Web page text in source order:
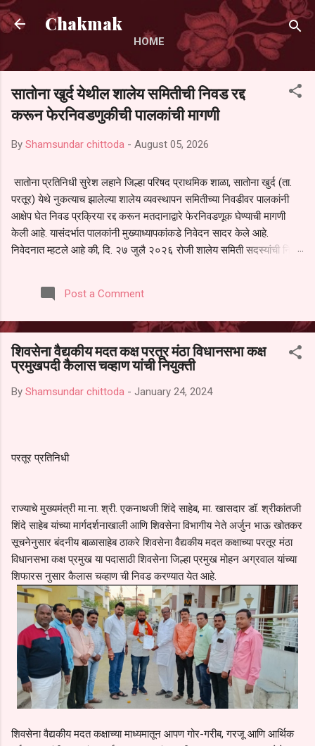
Skip to main content
Chakmak
HOME
सातोना खुर्द येथील शालेय समितीची निवड रद्द
करून फेरनिवडणुकीची पालकांची मागणी
By Shamsundar chittoda - August 05, 2026
सातोना प्रतिनिधी सुरेश लहाने जिल्हा परिषद प्राथमिक शाळा, सातोना खुर्द (ता.
परतूर) येथे नुकत्याच झालेल्या शालेय व्यवस्थापन समितीच्या निवडीवर पालकांनी
आक्षेप घेत निवड प्रक्रिया रद्द करून मतदानाद्वारे फेरनिवडणूक घेण्याची मागणी
केली आहे. यासंदर्भात पालकांनी मुख्याध्यापकांकडे निवेदन सादर केले आहे.
निवेदनात म्हटले आहे की, दि. २७ जुलै २०२६ रोजी शालेय समिती सदस्यांची निवड
पालकांना देण्यात आली नसल्याने मोठ्या संख्येने पालक बैठकीस उपस्थित राहू शकले
नाहीत. तसेच सर्व पालकांना विश्वासात न घेता निवड प्रक्रिया पूर्ण करण्यात
करण्यात यावी आणि सर्व पालकांच्या उपस्थितीत मतदान पद्धतीने शालेय समितीची
फेरनिवडणूक घेण्यात यावी, अशी मागणी पालकांनी केली आहे. या निवेदनाच्या प्रती
जिल्हा शिक्षण अधिकारी (प्राथमिक), जालना तसेच तालुका शिक्षण अधिकारी,
परतूर यांनाही पाठविण्यात आल्या असून प्रशासन याबाबत काय निर्णय घेते, याकडे
Post a Comment
शिवसेना वैद्यकीय मदत कक्ष परतूर मंठा विधानसभा कक्ष
प्रमुखपदी कैलास चव्हाण यांची नियुक्ती
By Shamsundar chittoda - January 24, 2024
परतूर प्रतिनिधी
राज्याचे मुख्यमंत्री मा.ना. श्री. एकनाथजी शिंदे साहेब, मा. खासदार डॉ. श्रीकांतजी
शिंदे साहेब यांच्या मार्गदर्शनाखाली आणि शिवसेना विभागीय नेते अर्जुन भाऊ खोतकर
सूचनेनुसार बंदनीय बाळासाहेब ठाकरे शिवसेना वैद्यकीय मदत कक्षाच्या परतूर मंठा
विधानसभा कक्ष प्रमुख या पदासाठी शिवसेना जिल्हा प्रमुख मोहन अग्रवाल यांच्या
शिफारस नुसार कैलास चव्हाण ची निवड करण्यात येत आहे.
शिवसेना वैद्यकीय मदत कक्षाच्या माध्यमातून आपण गोर-गरीब, गरजू आणि आर्थिक